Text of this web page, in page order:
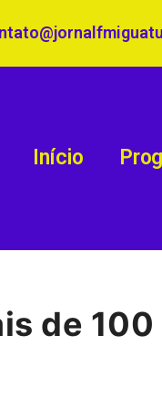
Início
de